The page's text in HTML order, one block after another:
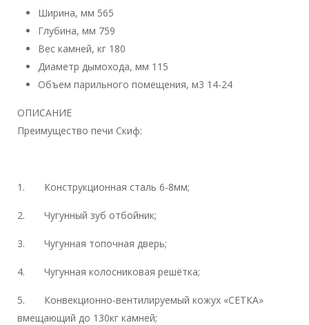
Ширина, мм 565
Глубина, мм 759
Вес камней, кг 180
Диаметр дымохода, мм 115
Объем парильного помещения, м3 14-24
ОПИСАНИЕ
Преимущество печи Скиф:
1. Конструкционная сталь 6-8мм;
2. Чугунный зуб отбойник;
3. Чугунная топочная дверь;
4. Чугунная колосниковая решётка;
5. Конвекционно-вентилируемый кожух «СЕТКА»
вмещающий до 130кг камней;